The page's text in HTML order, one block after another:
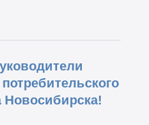
Новосибирска!